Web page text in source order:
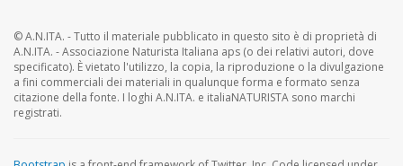
© A.N.ITA. - Tutto il materiale pubblicato in questo sito è di proprietà di
A.N.ITA. - Associazione Naturista Italiana aps (o dei relativi autori, dove
specificato). È vietato l'utilizzo, la copia, la riproduzione o la divulgazione
a fini commerciali dei materiali in qualunque forma e formato senza
citazione della fonte. I loghi A.N.ITA. e italiaNATURISTA sono marchi
registrati.